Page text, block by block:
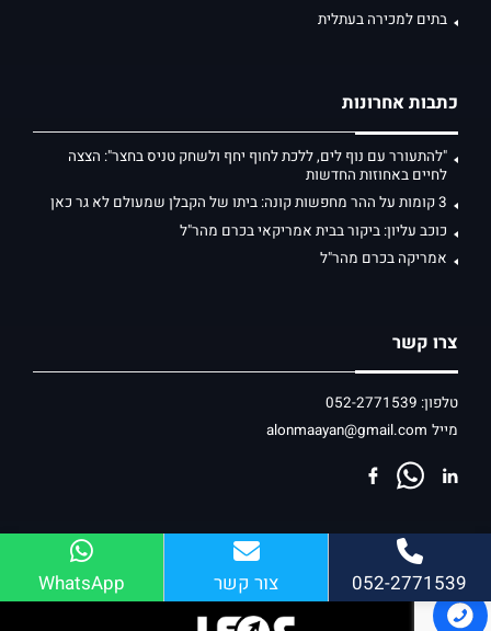
בתים למכירה בעתלית
כתבות אחרונות
"להתעורר עם נוף לים, ללכת לחוף יחף ולשחק טניס בחצר": הצצה
לחיים באחוזות החדשות
3 קומות על ההר מחפשות קונה: ביתו של הקבלן שמעולם לא גר כאן
כוכב עליון: ביקור בבית אמריקאי בכרם מהר"ל
אמריקה בכרם מהר"ל
צרו קשר
טלפון: 052-2771539
מייל alonmaayan@gmail.com
052-2771539 צור קשר WhatsApp